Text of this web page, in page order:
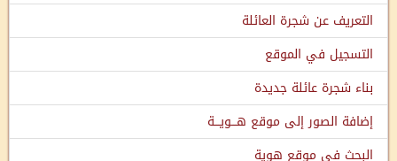
التعريف عن شجرة العائلة
التسجيل في الموقع
بناء شجرة عائلة جديدة
إضافة الصور إلى موقع هـــويـــة
البحث في موقع هوية